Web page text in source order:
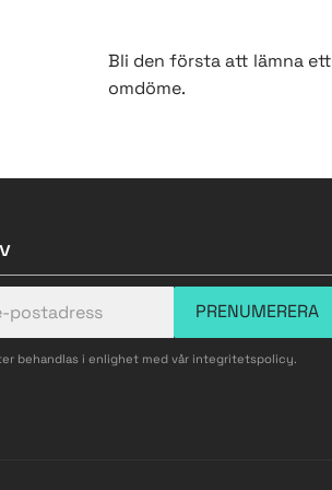
Bli den första att lämna ett
omdöme.
PRENUMERERA
behandlas i enlighet med vår integritetspolicy.